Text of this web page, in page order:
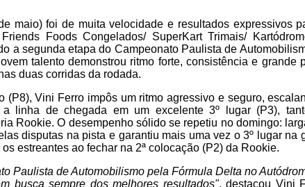
maio) foi de muita velocidade e resultados expressivos
Foods Congelados/ SuperKart Trimais/
a segunda etapa do Campeonato Paulista de
talento demonstrou ritmo forte, consistência e grande
duas corridas da rodada.
(P8), Vini Ferro impôs um ritmo agressivo e seguro,
linha de chegada em um excelente 3º lugar (P3),
Rookie. O desempenho sólido se repetiu no domingo:
disputas na pista e garantiu mais uma vez o 3º lugar na
estreantes ao fechar na 2ª colocação (P2) da Rookie.
Paulista de Automobilismo pela Fórmula Delta no
busca sempre dos melhores resultados", destacou Vini